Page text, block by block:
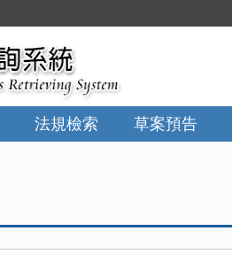
法規檢索 草案預告